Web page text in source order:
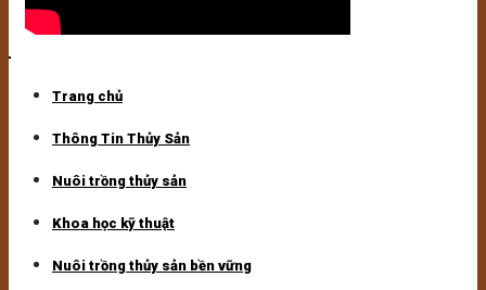
Trang chủ
Thông Tin Thủy Sản
Nuôi trồng thủy sản
Khoa học kỹ thuật
Nuôi trồng thủy sản bền vững